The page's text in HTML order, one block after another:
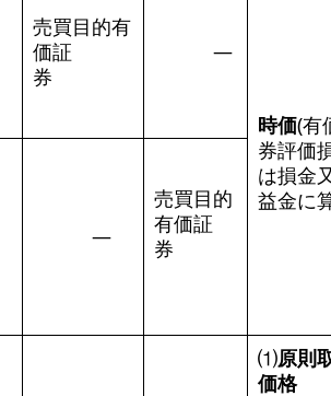
売買目的有
価証
券
―
時価(有
券評価
は損金
益金に
―
売買目的
有価証
券
⑴原則
価格